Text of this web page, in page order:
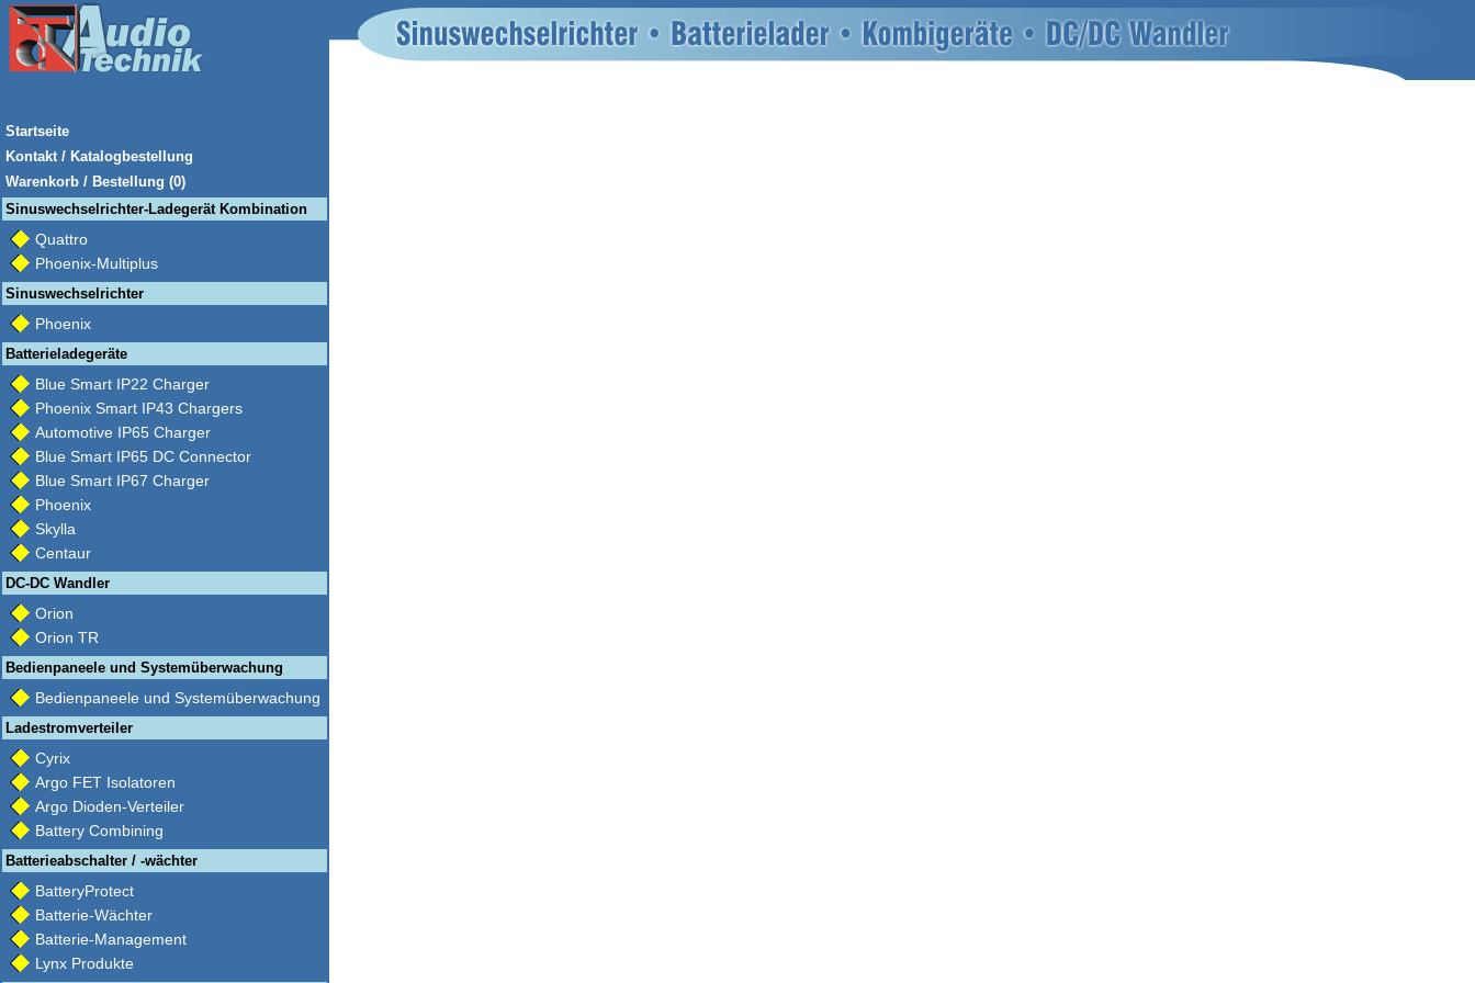
Startseite
Kontakt / Katalogbestellung
Warenkorb / Bestellung (0)
Sinuswechselrichter-Ladegerät Kombination
Quattro
Phoenix-Multiplus
Sinuswechselrichter
Phoenix
Batterieladegeräte
Blue Smart IP22 Charger
Phoenix Smart IP43 Chargers
Automotive IP65 Charger
Blue Smart IP65 DC Connector
Blue Smart IP67 Charger
Phoenix
Skylla
Centaur
DC-DC Wandler
Orion
Orion TR
Bedienpaneele und Systemüberwachung
Bedienpaneele und Systemüberwachung
Ladestromverteiler
Cyrix
Argo FET Isolatoren
Argo Dioden-Verteiler
Battery Combining
Batterieabschalter / -wächter
BatteryProtect
Batterie-Wächter
Batterie-Management
Lynx Produkte